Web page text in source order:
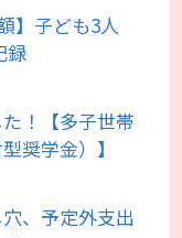
】子ども3人
録
！【多子世帯
奨学金）】
、予定外支出